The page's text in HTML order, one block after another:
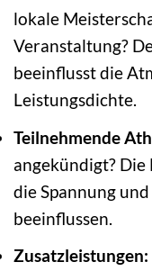
lokale
Veranstaltung?
beeinflusst die
Leistungsdichte.
Teilnehmende
angekündigt?
die Spannung
beeinflussen.
Zusatzleistungen: